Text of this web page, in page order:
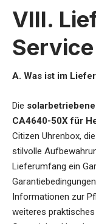
VIII.
Service
A. Was ist im
Die
CA4640-50X für
Citizen Uhrenbox,
stilvolle
Lieferumfang ein
Informationen zur
weiteres